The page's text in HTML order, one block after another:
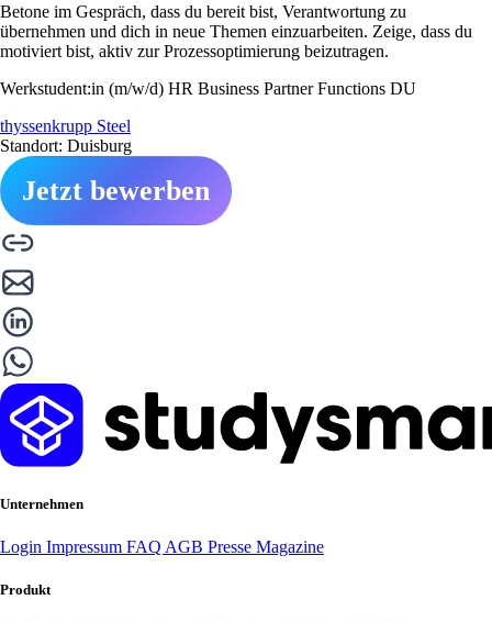
Betone im Gespräch, dass du bereit bist, Verantwortung zu
übernehmen und dich in neue Themen einzuarbeiten. Zeige, dass du
motiviert bist, aktiv zur Prozessoptimierung beizutragen.
Werkstudent:in (m/w/d) HR Business Partner Functions DU
thyssenkrupp Steel
Standort: Duisburg
Jetzt bewerben
Unternehmen
Login Impressum FAQ AGB Presse Magazine
Produkt